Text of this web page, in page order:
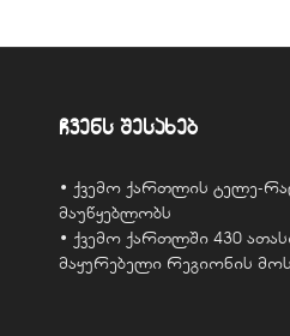
ჩვენს შესახებ
• ქვემო ქართლის ტელე-
მაუწყებლობს
• ქვემო ქართლში 430
მაყურებელი რეგიონის